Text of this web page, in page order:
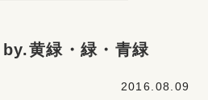
黄緑・緑・青緑
2016.08.09